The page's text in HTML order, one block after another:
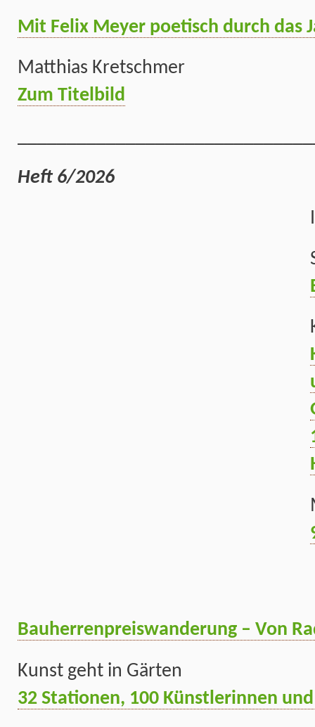
Mit Felix Meyer poetisch durch das
Matthias Kretschmer
Zum Titelbild
Heft 6/2026
Bauherrenpreiswanderung – Von
Kunst geht in Gärten
32 Stationen, 100 Künstlerinnen